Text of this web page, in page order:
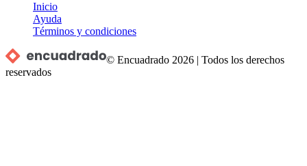
Inicio
Ayuda
Términos y condiciones
© Encuadrado 2026 |Todos los derechos
reservados